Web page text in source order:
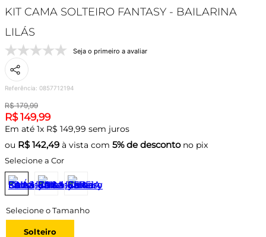
KIT CAMA SOLTEIRO FANTASY - BAILARINA
LILÁS
Seja o primeiro a avaliar
Referência: 0857712194
R$ 179,99
R$ 149,99
Em até 1x R$ 149,99 sem juros
ou R$ 142,49 à vista com 5% de descontono pix
Selecione a Cor
Solteiro